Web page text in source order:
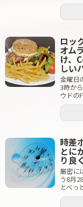
ロッ
オム
け、
しい
金曜日
3時か
ウドの
時差
とに
り良
厳密に
う8月
とべっ